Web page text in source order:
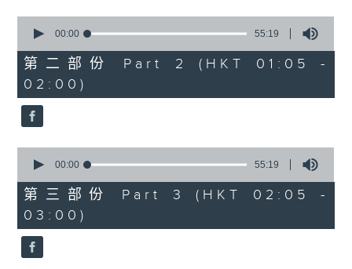
seconds
55
minutes,
19
seconds
00:00 55:19
第二部份 Part 2 (HKT 01:05 -
02:00)
seconds
55
minutes,
19
seconds
00:00 55:19
第三部份 Part 3 (HKT 02:05 -
03:00)